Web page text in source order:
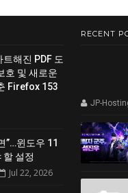
트해진 PDF 도
호 및 새로운
Firefox 153
”…윈도우 11
할 설정
Jul 22, 2026
RECENT
JP-